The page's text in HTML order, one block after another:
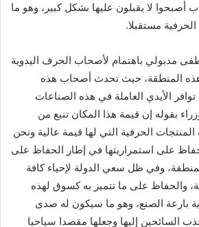
أصبحوا لا يقبلون عليها بشكل كبير، وهو ما
مستقبلا.
مدبولي باهتمام لأصحاب الحرف اليدوية
هذه المنطقة، حيث تحدث أصحاب هذه
الأيدي العاملة في هذه الصناعات
بقوله إن قيمة هذا المكان تنبع من
الحرفية التي لها قيمة عالية ونحن
على استمراريتها في إطار الحفاظ على
وفي ظل سعي الدولة لإحياء كافة
والحفاظ على ما تتميز به كسوق لهذه
بارعة الصنع، وهو ما سيكون له صدى
السائحين إليها وجعلها مقصدا سياحيا